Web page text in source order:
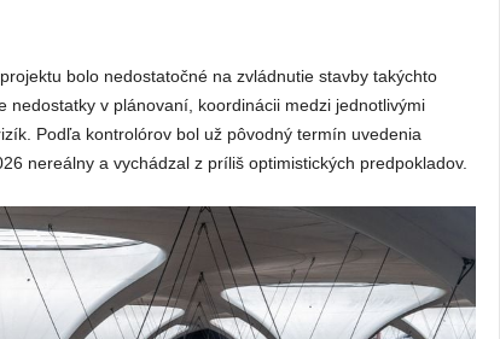
bolo nedostatočné na zvládnutie stavby takýchto
nedostatky v plánovaní, koordinácii medzi jednotlivými
Podľa kontrolórov bol už pôvodný termín uvedenia
nereálny a vychádzal z príliš optimistických predpokladov.